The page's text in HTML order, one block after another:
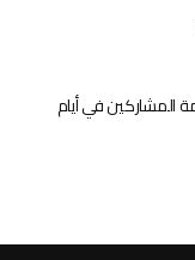
المشاركين في أيام